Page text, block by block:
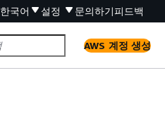
한국어 설정 문의하기피드백
AWS 계정 생성